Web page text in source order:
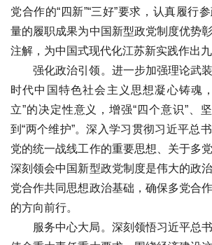
党合作的“四新”“三好”要求，认真履行
量的履职成果为中国新型政党制度优势
注解，为中国式现代化江苏新实践作出九
强化政治引领。进一步加强理论武
时代中国特色社会主义思想凝心铸魂
立”的决定性意义，增强“四个意识”、
到“两个维护”。深入学习贯彻习近平总
党的统一战线工作的重要思想、关于多
深刻领会中国新型政党制度是伟大的政
党合作共同思想政治基础，确保多党合
的方向前行。
服务中心大局。深刻领悟习近平总